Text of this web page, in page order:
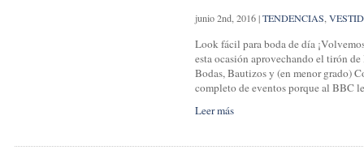
junio 2nd, 2016|TENDENCIAS
Look fácil para boda de día
esta ocasión aprovechando el tirón
Bodas, Bautizos y (en menor grado)
completo de eventos porque al BBC
Leer más